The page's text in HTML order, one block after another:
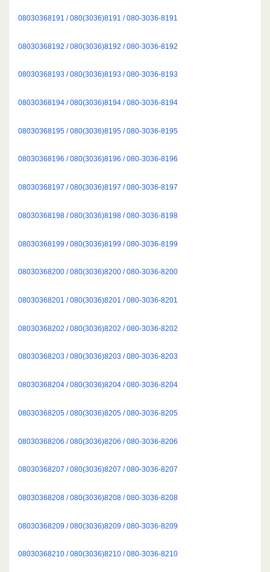
08030368191 / 080(3036)8191 / 080-3036-8191
08030368192 / 080(3036)8192 / 080-3036-8192
08030368193 / 080(3036)8193 / 080-3036-8193
08030368194 / 080(3036)8194 / 080-3036-8194
08030368195 / 080(3036)8195 / 080-3036-8195
08030368196 / 080(3036)8196 / 080-3036-8196
08030368197 / 080(3036)8197 / 080-3036-8197
08030368198 / 080(3036)8198 / 080-3036-8198
08030368199 / 080(3036)8199 / 080-3036-8199
08030368200 / 080(3036)8200 / 080-3036-8200
08030368201 / 080(3036)8201 / 080-3036-8201
08030368202 / 080(3036)8202 / 080-3036-8202
08030368203 / 080(3036)8203 / 080-3036-8203
08030368204 / 080(3036)8204 / 080-3036-8204
08030368205 / 080(3036)8205 / 080-3036-8205
08030368206 / 080(3036)8206 / 080-3036-8206
08030368207 / 080(3036)8207 / 080-3036-8207
08030368208 / 080(3036)8208 / 080-3036-8208
08030368209 / 080(3036)8209 / 080-3036-8209
08030368210 / 080(3036)8210 / 080-3036-8210